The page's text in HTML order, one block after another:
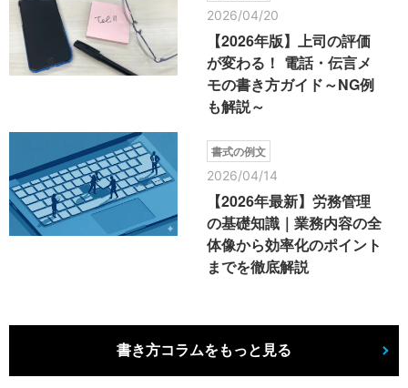
2026/04/20
【2026年版】上司の評価
が変わる！ 電話・伝言メ
モの書き方ガイド～NG例
も解説～
書式の例文
2026/04/14
【2026年最新】労務管理
の基礎知識｜業務内容の全
体像から効率化のポイント
までを徹底解説
書き方コラムをもっと見る